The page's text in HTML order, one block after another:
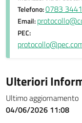
Telefono:0783
Email:
PEC:
Ulteriori
Ultimo aggiornamento
04/06/2026 11:08